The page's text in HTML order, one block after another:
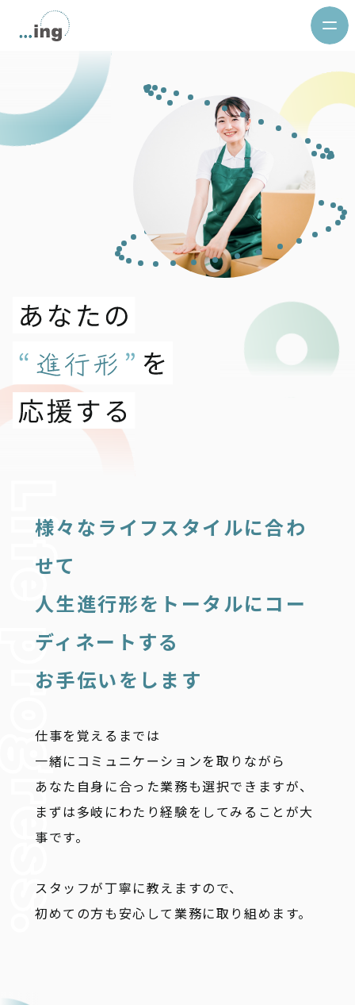
様々なライフスタイルに合わ
せて
人生進行形をトータルにコー
ディネートする
お手伝いをします
仕事を覚えるまでは
一緒にコミュニケーションを取りながら
あなた自身に合った業務も選択できますが、
まずは多岐にわたり経験をしてみることが大
事です。
スタッフが丁寧に教えますので、
初めての方も安心して業務に取り組めます。